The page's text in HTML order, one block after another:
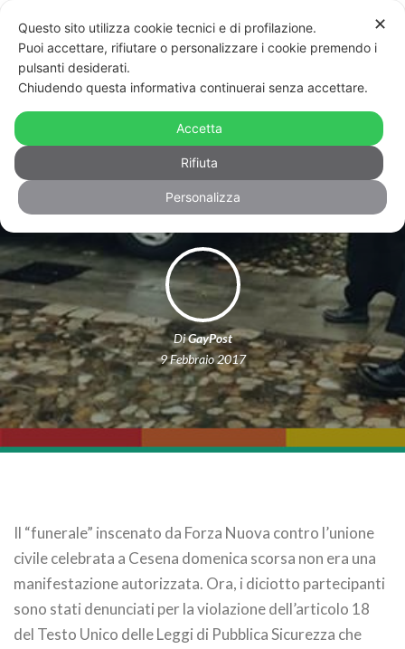
Funerale di Forza Nuova all’unione
civile: denunciati i 18 partecipanti al
corteo
DiGayPost
9 Febbraio 2017
Il “funerale” inscenato da Forza Nuova contro l’unione
civile celebrata a Cesena domenica scorsa non era una
manifestazione autorizzata. Ora, i diciotto partecipanti
sono stati denunciati per la violazione dell’articolo 18
del Testo Unico delle Leggi di Pubblica Sicurezza che
✕
Questo sito utilizza cookie tecnici e di profilazione.
Puoi accettare, rifiutare o personalizzare i cookie premendo i
pulsanti desiderati.
Chiudendo questa informativa continuerai senza accettare.
Accetta
Rifiuta
Personalizza